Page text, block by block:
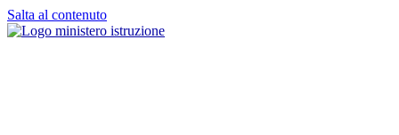
Salta al contenuto